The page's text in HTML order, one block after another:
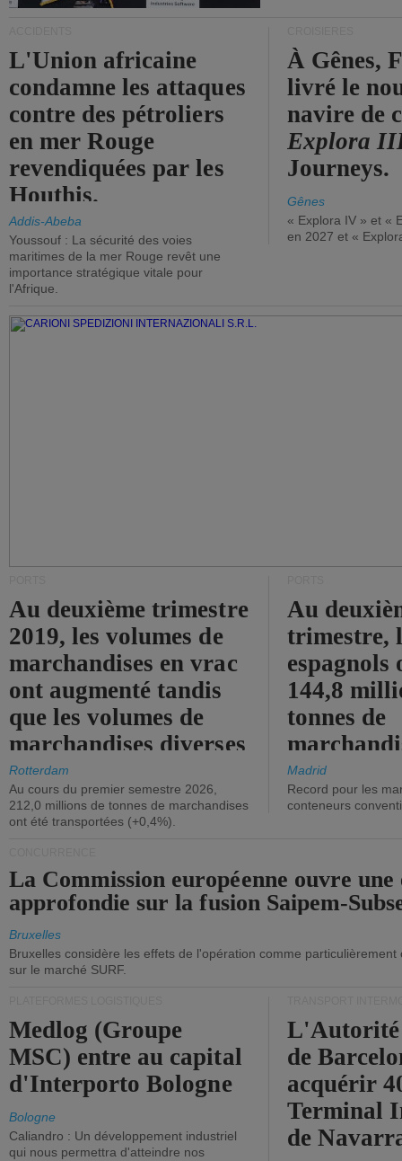
L'Union africaine
condamne les attaques
contre des pétroliers
en mer Rouge
revendiquées par les
Houthis.
Addis-Abeba
Youssouf : La sécurité des voies
maritimes de la mer Rouge revêt une
importance stratégique vitale pour
l'Afrique.
À Gênes,
livré le
navire de
Explora
Journeys.
Gênes
« Explora IV » et «
en 2027 et «
Au deuxième trimestre
2019, les volumes de
marchandises en vrac
ont augmenté tandis
que les volumes de
marchandises diverses
ont diminué.
Rotterdam
Au cours du premier semestre 2026,
212,0 millions de tonnes de marchandises
ont été transportées (+0,4%).
Au
trimestre,
144,8
tonnes de
(+2,9%).
Madrid
Record pour les
conteneurs
La Commission européenne ouvre une
approfondie sur la fusion Saipem-
Bruxelles
Bruxelles considère les effets de l'opération comme
sur le marché SURF.
Medlog (Groupe
MSC) entre au capital
d'Interporto Bologne
Bologne
Caliandro : Un développement industriel
qui nous permettra d'atteindre nos
de
acquérir
Terminal
de